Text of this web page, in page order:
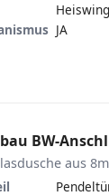
JA
BW-
aus